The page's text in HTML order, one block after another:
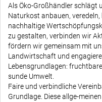
Als Öko-Großhändler schlägt
Naturkost anbauen, veredeln,
nachhaltige
zu gestalten, verbinden wir
fördern wir gemeinsam mit
Landwirtschaft und
Lebensgrundlagen:
sunde Umwelt.
Faire und verbindliche
Grundlage. Diese allge-